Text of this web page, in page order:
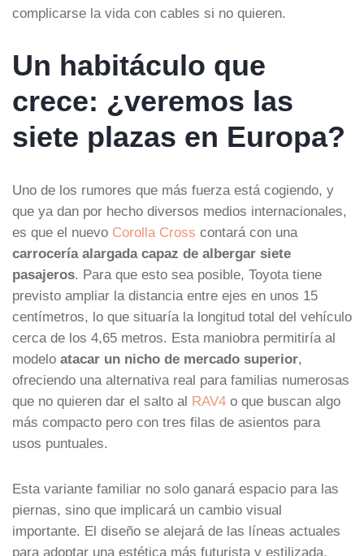
complicarse la vida con cables si no quieren.
Un habitáculo que
crece: ¿veremos las
siete plazas en Europa?
Uno de los rumores que más fuerza está cogiendo, y
que ya dan por hecho diversos medios internacionales,
es que el nuevo Corolla Cross contará con una
carrocería alargada capaz de albergar siete
pasajeros. Para que esto sea posible, Toyota tiene
previsto ampliar la distancia entre ejes en unos 15
centímetros, lo que situaría la longitud total del vehículo
cerca de los 4,65 metros. Esta maniobra permitiría al
modelo atacar un nicho de mercado superior,
ofreciendo una alternativa real para familias numerosas
que no quieren dar el salto al RAV4 o que buscan algo
más compacto pero con tres filas de asientos para
usos puntuales.
Esta variante familiar no solo ganará espacio para las
piernas, sino que implicará un cambio visual
importante. El diseño se alejará de las líneas actuales
para adoptar una estética más futurista y estilizada,